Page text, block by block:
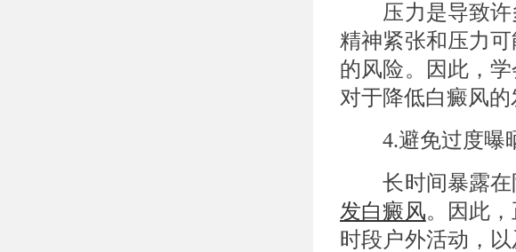
压力是导致许
精神紧张和压力
的风险。因此，
对于降低白癜风的
4.避免过度曝
长时间暴露在
发白癜风。因此
时段户外活动，